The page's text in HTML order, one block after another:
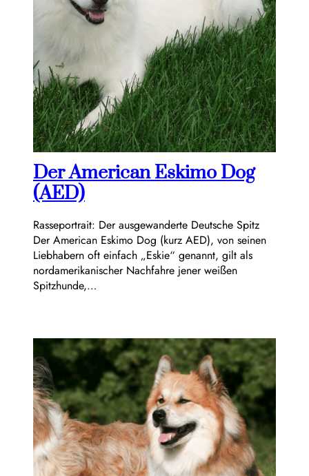
Der American Eskimo Dog
(AED)
Rasseportrait: Der ausgewanderte Deutsche Spitz
Der American Eskimo Dog (kurz AED), von seinen
Liebhabern oft einfach „Eskie“ genannt, gilt als
nordamerikanischer Nachfahre jener weißen
Spitzhunde,…